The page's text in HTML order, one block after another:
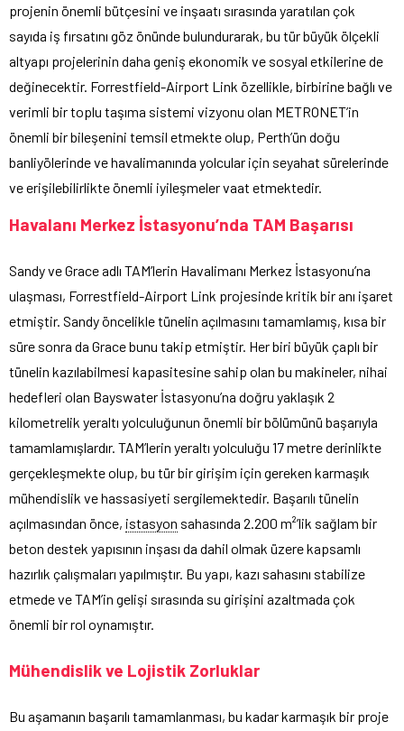
projenin önemli bütçesini ve inşaatı sırasında yaratılan çok
sayıda iş fırsatını göz önünde bulundurarak, bu tür büyük ölçekli
altyapı projelerinin daha geniş ekonomik ve sosyal etkilerine de
değinecektir. Forrestfield-Airport Link özellikle, birbirine bağlı ve
verimli bir toplu taşıma sistemi vizyonu olan METRONET’in
önemli bir bileşenini temsil etmekte olup, Perth’ün doğu
banliyölerinde ve havalimanında yolcular için seyahat sürelerinde
ve erişilebilirlikte önemli iyileşmeler vaat etmektedir.
Havalanı Merkez İstasyonu’nda TAM Başarısı
Sandy ve Grace adlı TAM’lerin Havalimanı Merkez İstasyonu’na
ulaşması, Forrestfield-Airport Link projesinde kritik bir anı işaret
etmiştir. Sandy öncelikle tünelin açılmasını tamamlamış, kısa bir
süre sonra da Grace bunu takip etmiştir. Her biri büyük çaplı bir
tünelin kazılabilmesi kapasitesine sahip olan bu makineler, nihai
hedefleri olan Bayswater İstasyonu’na doğru yaklaşık 2
kilometrelik yeraltı yolculuğunun önemli bir bölümünü başarıyla
tamamlamışlardır. TAM’lerin yeraltı yolculuğu 17 metre derinlikte
gerçekleşmekte olup, bu tür bir girişim için gereken karmaşık
mühendislik ve hassasiyeti sergilemektedir. Başarılı tünelin
açılmasından önce, istasyon sahasında 2.200 m²’lik sağlam bir
beton destek yapısının inşası da dahil olmak üzere kapsamlı
hazırlık çalışmaları yapılmıştır. Bu yapı, kazı sahasını stabilize
etmede ve TAM’in gelişi sırasında su girişini azaltmada çok
önemli bir rol oynamıştır.
Mühendislik ve Lojistik Zorluklar
Bu aşamanın başarılı tamamlanması, bu kadar karmaşık bir proje